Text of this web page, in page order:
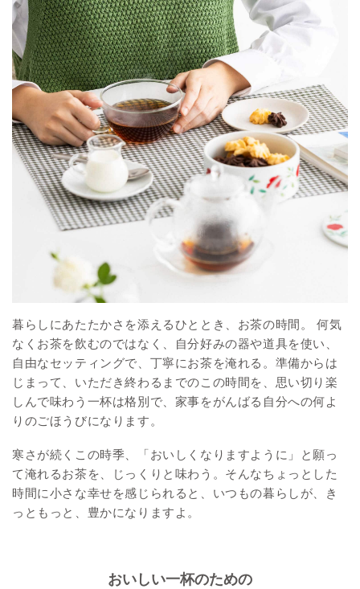
暮らしにあたたかさを添えるひととき、お茶の時間。 何気
なくお茶を飲むのではなく、自分好みの器や道具を使い、
自由なセッティングで、丁寧にお茶を淹れる。準備からは
じまって、いただき終わるまでのこの時間を、思い切り楽
しんで味わう一杯は格別で、家事をがんばる自分への何よ
りのごほうびになります。
寒さが続くこの時季、「おいしくなりますように」と願っ
て淹れるお茶を、じっくりと味わう。そんなちょっとした
時間に小さな幸せを感じられると、いつもの暮らしが、き
っともっと、豊かになりますよ。
おいしい一杯のための